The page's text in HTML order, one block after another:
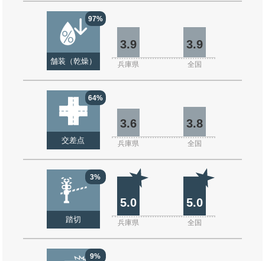
97%
舗装（乾燥）
3.9 3.9
兵庫県 全国
64%
交差点
3.6 3.8
兵庫県 全国
3%
踏切
5.0 5.0
兵庫県 全国
9%